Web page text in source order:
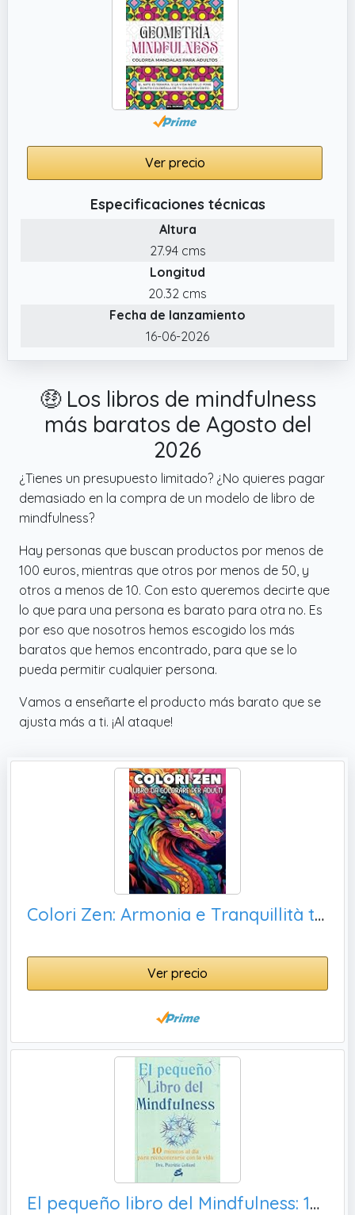
Ver precio
Especificaciones técnicas
Altura
27.94 cms
Longitud
20.32 cms
Fecha de lanzamiento
16-06-2026
🤑 Los libros de mindfulness
más baratos de Agosto del
2026
¿Tienes un presupuesto limitado? ¿No quieres pagar
demasiado en la compra de un modelo de libro de
mindfulness?
Hay personas que buscan productos por menos de
100 euros, mientras que otros por menos de 50, y
otros a menos de 10. Con esto queremos decirte que
lo que para una persona es barato para otra no. Es
por eso que nosotros hemos escogido los más
baratos que hemos encontrado, para que se lo
pueda permitir cualquier persona.
Vamos a enseñarte el producto más barato que se
ajusta más a ti. ¡Al ataque!
Colori Zen: Armonia e Tranquillità tra Mandala, il Relax e la Gioia Creativa
Ver precio
El pequeño libro del Mindfulness: 10 Minutos al día para reencontrrse con la vida